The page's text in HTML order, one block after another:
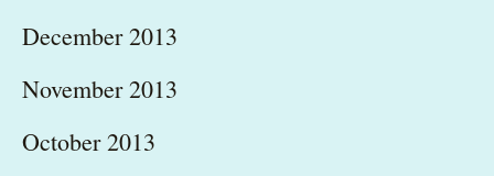
December 2013
November 2013
October 2013